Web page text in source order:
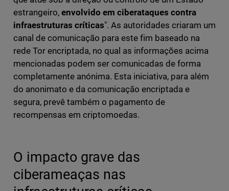
estrangeiro, envolvido em ciberataques contra
infraestruturas críticas". As autoridades criaram um
canal de comunicação para este fim baseado na
rede Tor encriptada, no qual as informações acima
mencionadas podem ser comunicadas de forma
completamente anónima. Esta iniciativa, para além
do anonimato e da comunicação encriptada e
segura, prevê também o pagamento de
recompensas em criptomoedas.
O impacto grave das
ciberameaças nas